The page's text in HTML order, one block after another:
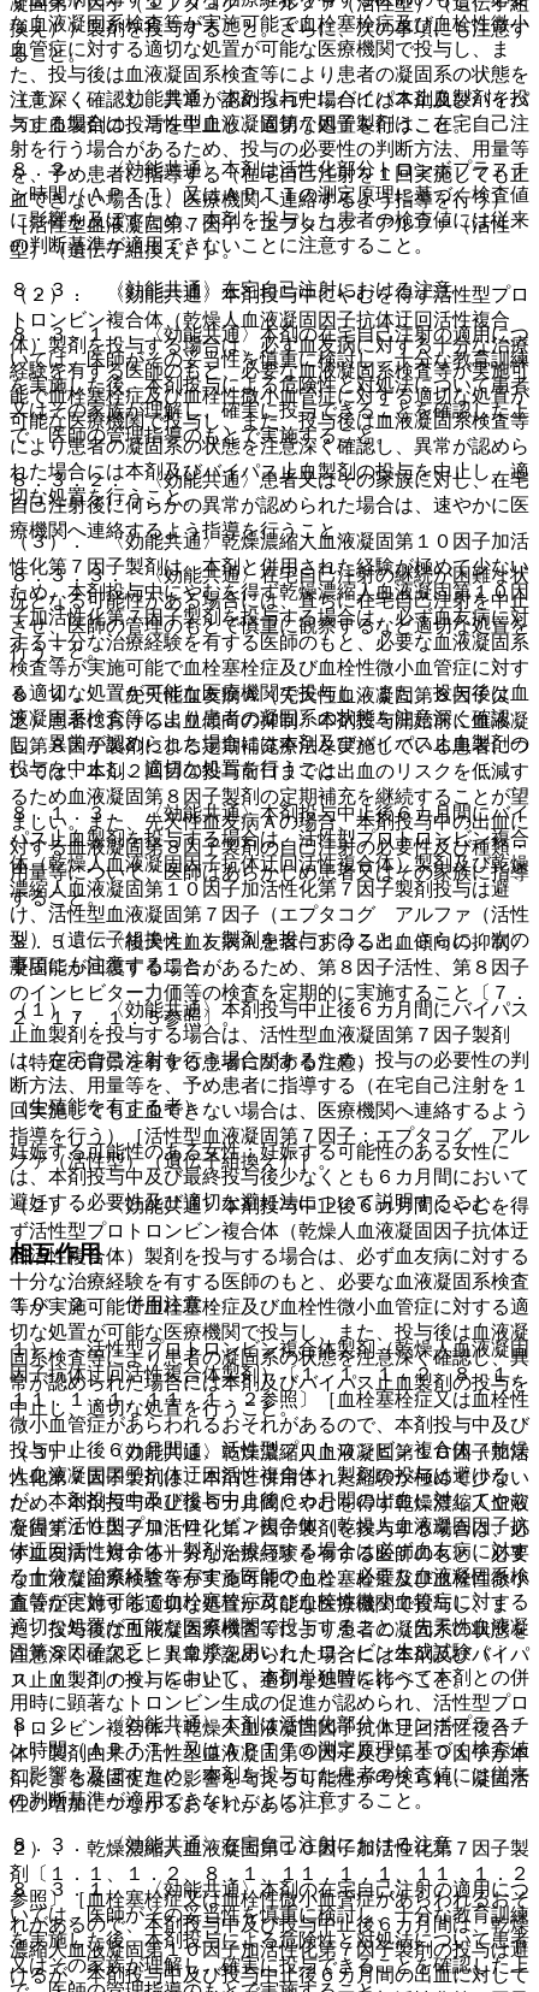
な血液凝固系検査等が実施可能で血栓塞栓症及び血栓性微小
血管症に対する適切な処置が可能な医療機関で投与し、ま
た、投与後は血液凝固系検査等により患者の凝固系の状態を
注意深く確認し、異常が認められた場合には本剤及びバイパ
ス止血製剤の投与を中止し、適切な処置を行うこと。
８．２． 〈効能共通〉本剤は活性化部分トロンボプラスチ
ン時間（ＡＰＴＴ）又はＡＰＴＴの測定原理に基づく検査値
に影響を及ぼすため、本剤を投与した患者の検査値には従来
の判断基準が適用できないことに注意すること。
８．３． 〈効能共通〉在宅自己注射における注意
８．３．１． 〈効能共通〉本剤の在宅自己注射の適用につ
いては、医師がその妥当性を慎重に検討し、十分な教育訓練
を実施した後、本剤投与による危険性と対処法について患者
又はその家族が理解し、確実に投与できることを確認した上
で、医師の管理指導のもとで実施すること。
８．３．２． 〈効能共通〉患者又はその家族に対し、在宅
自己注射後に何らかの異常が認められた場合は、速やかに医
療機関へ連絡するよう指導を行うこと。
８．３．３． 〈効能共通〉在宅自己注射の継続が困難な状
況となる可能性がある場合には、直ちに在宅自己注射を中止
させ、医師の管理のもとで慎重に観察するなど適切な処置を
行うこと。
８．４． 〈先天性血友病Ａ（先天性血液凝固第８因子欠
乏）患者における出血傾向の抑制〉本剤投与開始前に血液凝
固第８因子製剤による定期補充療法を実施している患者につ
いては、本剤２回目の投与前日までは出血のリスクを低減す
るため血液凝固第８因子製剤の定期補充を継続することが望
ましい。また、先天性血友病Ａの場合、本剤投与中の出血に
対する血液凝固第８因子製剤の自己注射の必要性及び種類・
用量等について、医師はあらかじめ患者又はその家族に指導
すること。
８．５． 〈後天性血友病Ａ患者における出血傾向の抑制〉
凝固能が回復する場合があるため、第８因子活性、第８因子
のインヒビター力価等の検査を定期的に実施すること〔７．
２、１７．１．５参照〕。
（特定の背景を有する患者に関する注意）
（生殖能を有する者）
妊娠する可能性のある女性：妊娠する可能性のある女性に
は、本剤投与中及び最終投与後少なくとも６カ月間において
避妊する必要性及び適切な避妊法について説明すること。
相互作用
１０．２． 併用注意：
１）． 活性型プロトロンビン複合体製剤（乾燥人血液凝固
因子抗体迂回活性複合体製剤）〔１．１、１．２、８．１、
１１．１．１、１１．１．２参照〕［血栓塞栓症又は血栓性
微小血管症があらわれるおそれがあるので、本剤投与中及び
投与中止後６カ月間は、活性型プロトロンビン複合体（乾燥
人血液凝固因子抗体迂回活性複合体）製剤の投与は避ける
が、本剤投与中及び投与中止後６カ月間の出血に対してやむ
を得ず活性型プロトロンビン複合体（乾燥人血液凝固因子抗
体迂回活性複合体）製剤を投与する場合は必ず血友病に対す
る十分な治療経験を有する医師のもと、必要な血液凝固系検
査等が実施可能で血栓塞栓症及び血栓性微小血管症に対する
適切な処置が可能な医療機関で投与すること（先天性血液凝
固第８因子欠乏ヒト血漿を用いたトロンビン生成試験（ｉ
ｎ ｖｉｔｒｏ）において、本剤単独時に比べて本剤との併
用時に顕著なトロンビン生成の促進が認められ、活性型プロ
トロンビン複合体（乾燥人血液凝固因子抗体迂回活性複合
体）製剤由来の活性型血液凝固第９因子及び第１０因子が本
剤による凝固促進に影響を与える可能性が考えられ、凝固活
性の増加につながるおそれがある）］。
２）． 乾燥濃縮人血液凝固第１０因子加活性化第７因子製
剤〔１．１、１．２、８．１、１１．１．１、１１．１．２
参照〕［血栓塞栓症又は血栓性微小血管症があらわれるおそ
れがあるので、本剤投与中及び投与中止後６カ月間は、乾燥
濃縮人血液凝固第１０因子加活性化第７因子製剤の投与は避
けるが、本剤投与中及び投与中止後６カ月間の出血に対して
換え））製剤を投与すること。さらに、次の事項にも注意す
ること。
（１）． 〈効能共通〉本剤投与中にバイパス止血製剤を投
与する場合は、活性型血液凝固第７因子製剤は、在宅自己注
射を行う場合があるため、投与の必要性の判断方法、用量等
を、予め患者に指導する（在宅自己注射を１回実施しても止
血できない場合は、医療機関へ連絡するよう指導を行う）
［活性型血液凝固第７因子：エプタコグ アルファ（活性
型）（遺伝子組換え）］。
（２）． 〈効能共通〉本剤投与中にやむを得ず活性型プロ
トロンビン複合体（乾燥人血液凝固因子抗体迂回活性複合
体）製剤を投与する場合は、必ず血友病に対する十分な治療
経験を有する医師のもと、必要な血液凝固系検査等が実施可
能で血栓塞栓症及び血栓性微小血管症に対する適切な処置が
可能な医療機関で投与し、また、投与後は血液凝固系検査等
により患者の凝固系の状態を注意深く確認し、異常が認めら
れた場合には本剤及びバイパス止血製剤の投与を中止し、適
切な処置を行うこと。
（３）． 〈効能共通〉乾燥濃縮人血液凝固第１０因子加活
性化第７因子製剤は、本剤と併用された経験が極めて少ない
ため、本剤投与中にやむを得ず乾燥濃縮人血液凝固第１０因
子加活性化第７因子製剤を投与する場合は、必ず血友病に対
する十分な治療経験を有する医師のもと、必要な血液凝固系
検査等が実施可能で血栓塞栓症及び血栓性微小血管症に対す
る適切な処置が可能な医療機関で投与し、また、投与後は血
液凝固系検査等により患者の凝固系の状態を注意深く確認
し、異常が認められた場合には本剤及びバイパス止血製剤の
投与を中止し、適切な処置を行うこと。
８．１．３． 〈効能共通〉本剤投与中止後６カ月間にバイ
パス止血製剤を投与する場合は、活性型プロトロンビン複合
体（乾燥人血液凝固因子抗体迂回活性複合体）製剤及び乾燥
濃縮人血液凝固第１０因子加活性化第７因子製剤投与は避
け、活性型血液凝固第７因子（エプタコグ アルファ（活性
型）（遺伝子組換え））製剤を投与すること。さらに、次の
事項にも注意すること。
（１）． 〈効能共通〉本剤投与中止後６カ月間にバイパス
止血製剤を投与する場合は、活性型血液凝固第７因子製剤
は、在宅自己注射を行う場合があるため、投与の必要性の判
断方法、用量等を、予め患者に指導する（在宅自己注射を１
回実施しても止血できない場合は、医療機関へ連絡するよう
指導を行う）［活性型血液凝固第７因子：エプタコグ アル
ファ（活性型）（遺伝子組換え）］。
（２）． 〈効能共通〉本剤投与中止後６カ月間にやむを得
ず活性型プロトロンビン複合体（乾燥人血液凝固因子抗体迂
回活性複合体）製剤を投与する場合は、必ず血友病に対する
十分な治療経験を有する医師のもと、必要な血液凝固系検査
等が実施可能で血栓塞栓症及び血栓性微小血管症に対する適
切な処置が可能な医療機関で投与し、また、投与後は血液凝
固系検査等により患者の凝固系の状態を注意深く確認し、異
常が認められた場合には本剤及びバイパス止血製剤の投与を
中止し、適切な処置を行うこと。
（３）． 〈効能共通〉乾燥濃縮人血液凝固第１０因子加活
性化第７因子製剤は、本剤と併用された経験が極めて少ない
ため、本剤投与中止後６カ月間にやむを得ず乾燥濃縮人血液
凝固第１０因子加活性化第７因子製剤を投与する場合は、必
ず血友病に対する十分な治療経験を有する医師のもと、必要
な血液凝固系検査等が実施可能で血栓塞栓症及び血栓性微小
血管症に対する適切な処置が可能な医療機関で投与し、ま
た、投与後は血液凝固系検査等により患者の凝固系の状態を
注意深く確認し、異常が認められた場合には本剤及びバイパ
ス止血製剤の投与を中止し、適切な処置を行うこと。
８．２． 〈効能共通〉本剤は活性化部分トロンボプラスチ
ン時間（ＡＰＴＴ）又はＡＰＴＴの測定原理に基づく検査値
に影響を及ぼすため、本剤を投与した患者の検査値には従来
の判断基準が適用できないことに注意すること。
８．３． 〈効能共通〉在宅自己注射における注意
８．３．１． 〈効能共通〉本剤の在宅自己注射の適用につ
いては、医師がその妥当性を慎重に検討し、十分な教育訓練
を実施した後、本剤投与による危険性と対処法について患者
又はその家族が理解し、確実に投与できることを確認した上